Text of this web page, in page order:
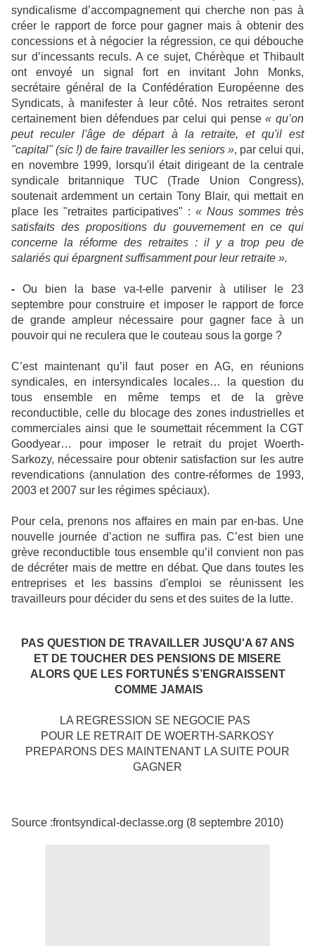
syndicalisme d’accompagnement qui cherche non pas à
créer le rapport de force pour gagner mais à obtenir des
concessions et à négocier la régression, ce qui débouche
sur d’incessants reculs. A ce sujet, Chérèque et Thibault
ont envoyé un signal fort en invitant John Monks,
secrétaire général de la Confédération Européenne des
Syndicats, à manifester à leur côté. Nos retraites seront
certainement bien défendues par celui qui pense« qu’on
peut reculer l'âge de départ à la retraite, et qu'il est
"capital" (sic !) de faire travailler les seniors », par celui qui,
en novembre 1999, lorsqu'il était dirigeant de la centrale
syndicale britannique TUC (Trade Union Congress),
soutenait ardemment un certain Tony Blair, qui mettait en
place les "retraites participatives" : « Nous sommes très
satisfaits des propositions du gouvernement en ce qui
concerne la réforme des retraites : il y a trop peu de
salariés qui épargnent suffisamment pour leur retraite ».
- Ou bien la base va-t-elle parvenir à utiliser le 23
septembre pour construire et imposer le rapport de force
de grande ampleur nécessaire pour gagner face à un
pouvoir qui ne reculera que le couteau sous la gorge ?
C’est maintenant qu’il faut poser en AG, en réunions
syndicales, en intersyndicales locales… la question du
tous ensemble en même temps et de la grève
reconductible, celle du blocage des zones industrielles et
commerciales ainsi que le soumettait récemment la CGT
Goodyear… pour imposer le retrait du projet Woerth-
Sarkozy, nécessaire pour obtenir satisfaction sur les autre
revendications (annulation des contre-réformes de 1993,
2003 et 2007 sur les régimes spéciaux).
Pour cela, prenons nos affaires en main par en-bas. Une
nouvelle journée d’action ne suffira pas. C’est bien une
grève reconductible tous ensemble qu’il convient non pas
de décréter mais de mettre en débat. Que dans toutes les
entreprises et les bassins d'emploi se réunissent les
travailleurs pour décider du sens et des suites de la lutte.
PAS QUESTION DE TRAVAILLER JUSQU'A 67 ANS
ET DE TOUCHER DES PENSIONS DE MISERE
ALORS QUE LES FORTUNÉS S’ENGRAISSENT
COMME JAMAIS
LA REGRESSION SE NEGOCIE PAS
POUR LE RETRAIT DE WOERTH-SARKOSY
PREPARONS DES MAINTENANT LA SUITE POUR
GAGNER
Source :frontsyndical-declasse.org (8 septembre 2010)